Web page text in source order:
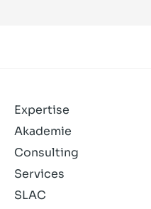
Expertise
Akademie
Consulting
Services
SLAC